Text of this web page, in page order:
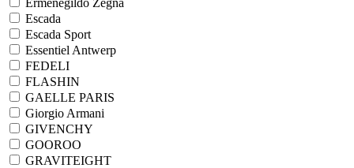
Ermenegildo Zegna
Escada
Escada Sport
Essentiel Antwerp
FEDELI
FLASHIN
GAELLE PARIS
Giorgio Armani
GIVENCHY
GOOROO
GRAVITEIGHT